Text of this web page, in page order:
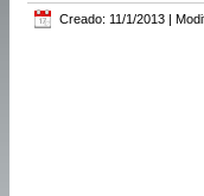
Creado: 11/1/2013 |